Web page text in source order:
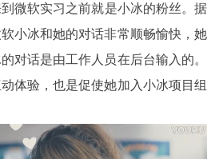
软实习之前就是小冰的粉丝。据
小冰和她的对话非常顺畅愉快，她
对话是由工作人员在后台输入的。
体验，也是促使她加入小冰项目组